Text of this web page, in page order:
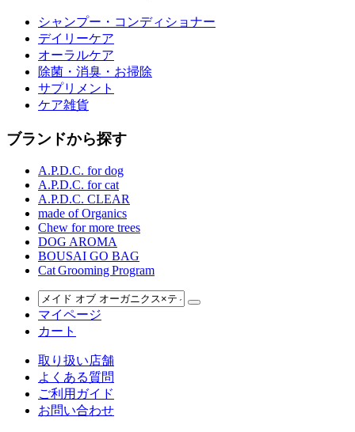
シャンプー・コンディショナー
デイリーケア
オーラルケア
除菌・消臭・お掃除
サプリメント
ケア雑貨
ブランドから探す
A.P.D.C. for dog
A.P.D.C. for cat
A.P.D.C. CLEAR
made of Organics
Chew for more trees
DOG AROMA
BOUSAI GO BAG
Cat Grooming Program
マイページ
カート
取り扱い店舗
よくある質問
ご利用ガイド
お問い合わせ